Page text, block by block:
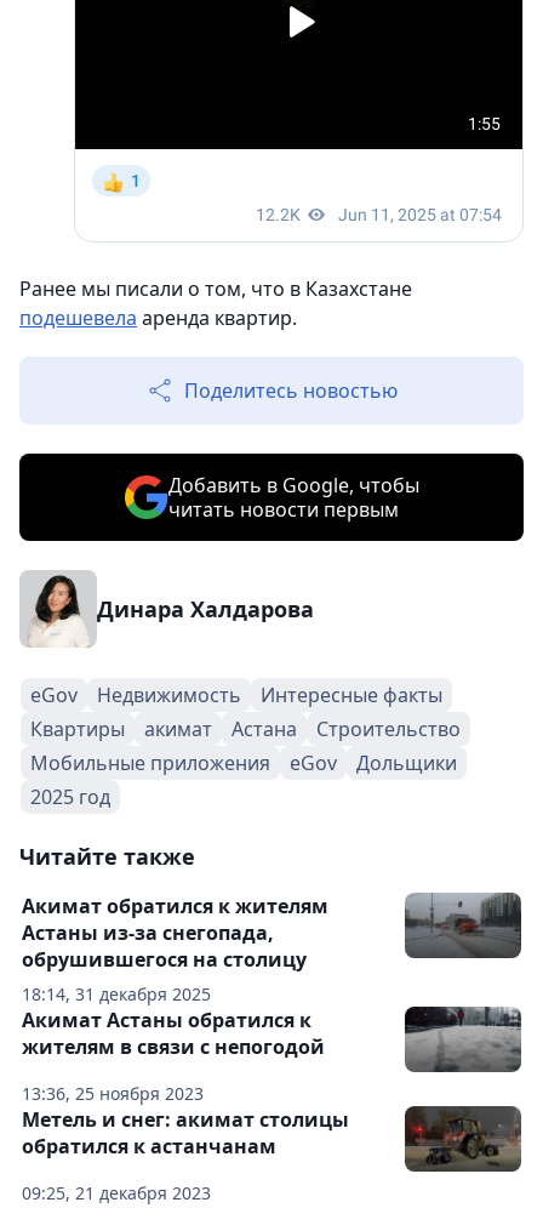
Ранее мы писали о том, что в Казахстане
подешевела аренда квартир.
Поделитесь новостью
Добавить в Google, чтобы
читать новости первым
Динара Халдарова
eGov Недвижимость
Интересные факты
Квартиры
акимат Астана
Строительство
Мобильные приложения
eGov
Дольщики
2025 год
Читайте также
18:14, 31 декабря 2025
Акимат обратился к жителям
Астаны из-за снегопада,
обрушившегося на столицу
13:36, 25 ноября 2023
Акимат Астаны обратился к
жителям в связи с непогодой
09:25, 21 декабря 2023
Метель и снег: акимат столицы
обратился к астанчанам